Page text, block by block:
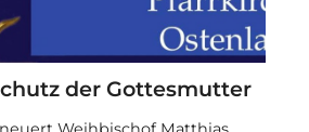
der Gottesmutter